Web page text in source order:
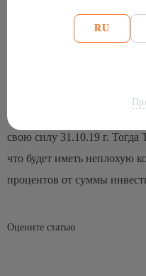
письме было также
случае, их договор о
свою силу 31.10.19 г. Тогда
что будет иметь неплохую
процентов от суммы
Оцените статью
RU